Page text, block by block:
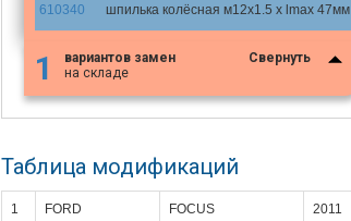
610340 шпилька колёсная м12х1.5 х lmax 47мм
1
вариантов замен
на складе
Свернуть
Таблица модификаций
1 FORD FOCUS 2011